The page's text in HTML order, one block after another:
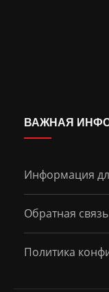
ВАЖНАЯ
Информация
Обратная связь
Политика